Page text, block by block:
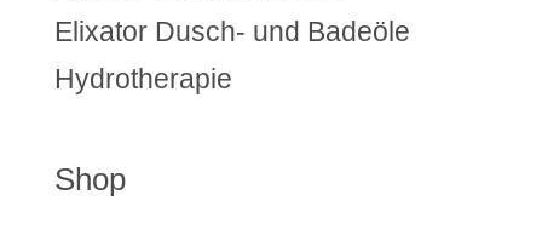
Elixator Dusch- und Badeöle
Hydrotherapie
Shop